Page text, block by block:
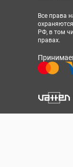
Все права
РФ, в том
правах.